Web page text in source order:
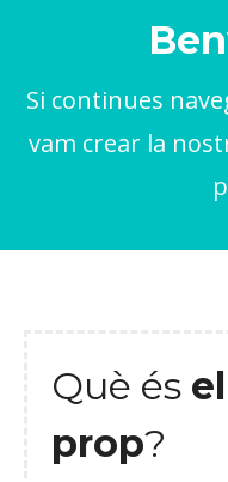
Si continues
vam crear la
Què és
prop?